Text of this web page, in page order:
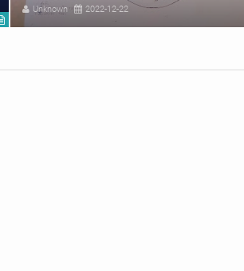
Unknown 2022-12-22